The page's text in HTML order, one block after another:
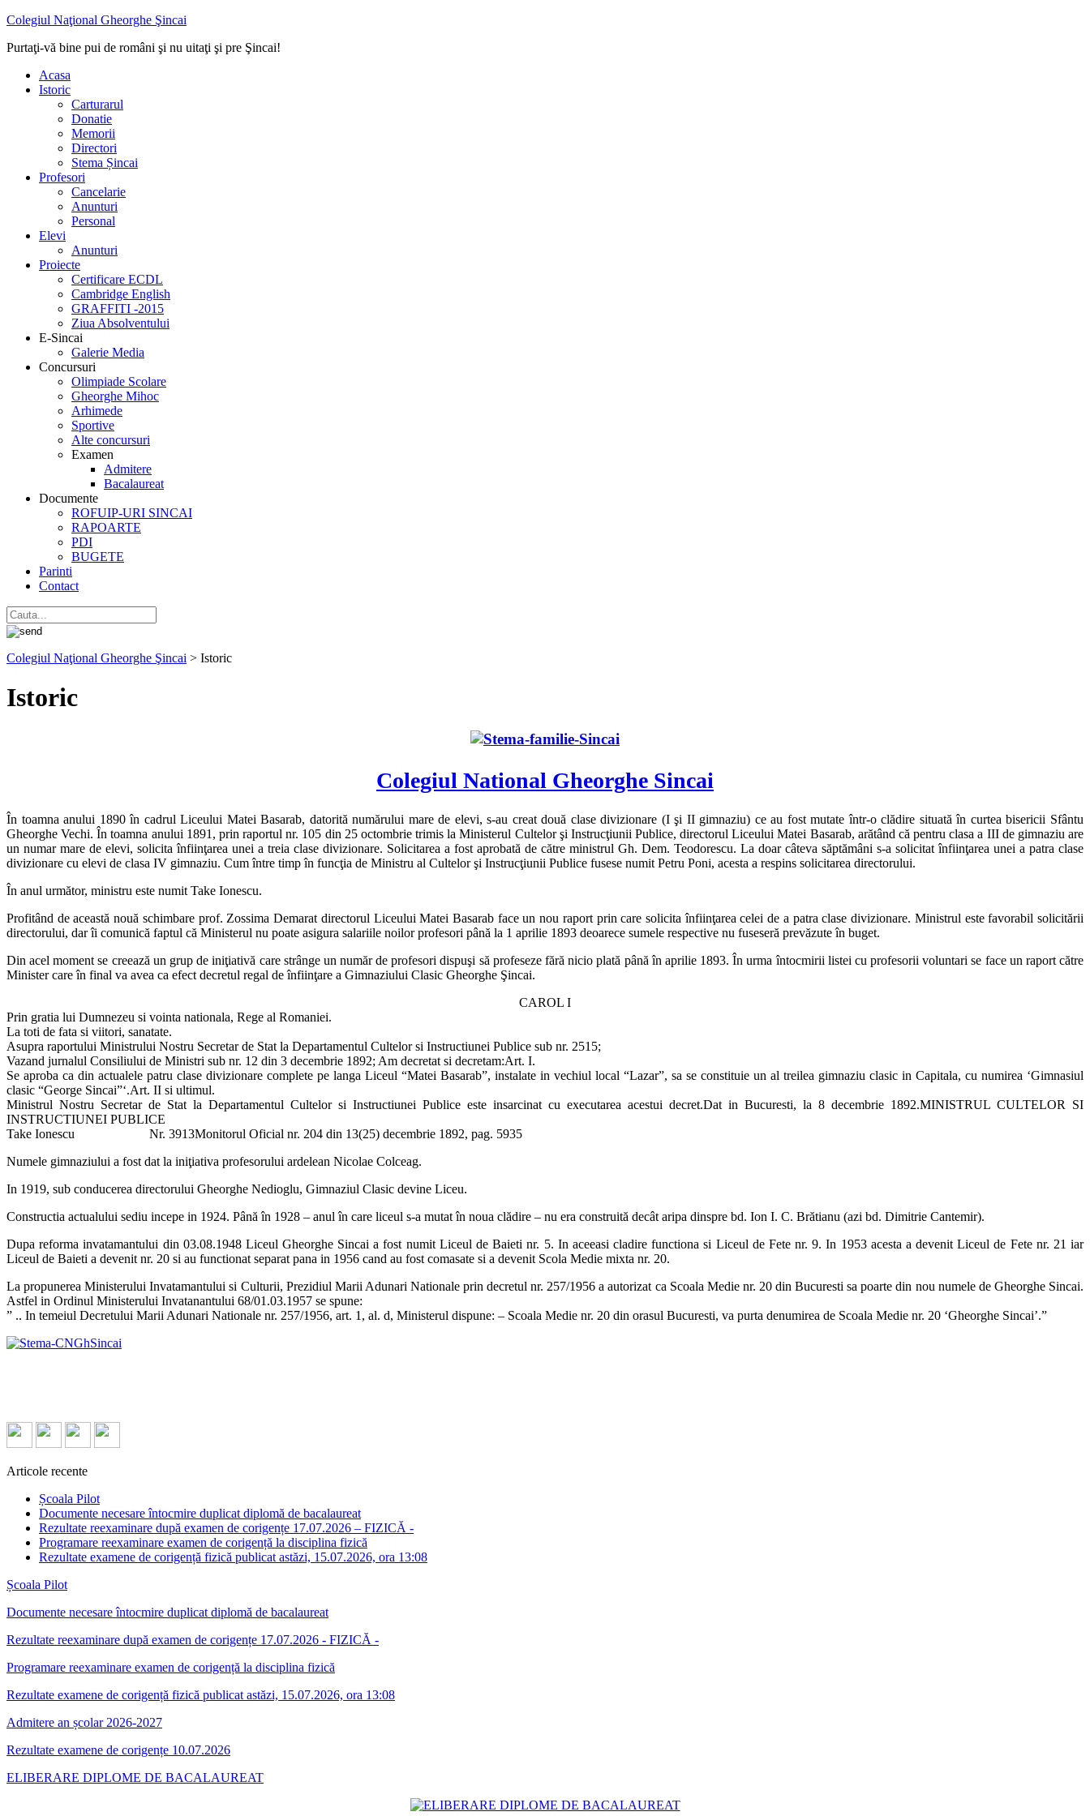
Colegiul Naţional Gheorghe Şincai
Purtaţi-vă bine pui de români şi nu uitaţi şi pre Şincai!
Acasa
Istoric
Carturarul
Donatie
Memorii
Directori
Stema Șincai
Profesori
Cancelarie
Anunturi
Personal
Elevi
Anunturi
Proiecte
Certificare ECDL
Cambridge English
GRAFFITI -2015
Ziua Absolventului
E-Sincai
Galerie Media
Concursuri
Olimpiade Scolare
Gheorghe Mihoc
Arhimede
Sportive
Alte concursuri
Examen
Admitere
Bacalaureat
Documente
ROFUIP-URI SINCAI
RAPOARTE
PDI
BUGETE
Parinti
Contact
Colegiul Naţional Gheorghe Şincai > Istoric
Istoric
Colegiul National Gheorghe Sincai
În toamna anului 1890 în cadrul Liceului Matei Basarab, datorită numărului mare de elevi, s-au creat două clase divizionare (I şi II gimnaziu) ce au fost mutate într-o clădire situată în curtea bisericii Sfântu
Gheorghe Vechi. În toamna anului 1891, prin raportul nr. 105 din 25 octombrie trimis la Ministerul Cultelor şi Instrucţiunii Publice, directorul Liceului Matei Basarab, arătând că pentru clasa a III de gimnaziu are
un numar mare de elevi, solicita înfiinţarea unei a treia clase divizionare. Solicitarea a fost aprobată de către ministrul Gh. Dem. Teodorescu. La doar câteva săptămâni s-a solicitat înfiinţarea unei a patra clase
divizionare cu elevi de clasa IV gimnaziu. Cum între timp în funcţia de Ministru al Cultelor şi Instrucţiunii Publice fusese numit Petru Poni, acesta a respins solicitarea directorului.
În anul următor, ministru este numit Take Ionescu.
Profitând de această nouă schimbare prof. Zossima Demarat directorul Liceului Matei Basarab face un nou raport prin care solicita înfiinţarea celei de a patra clase divizionare. Ministrul este favorabil solicitării
directorului, dar îi comunică faptul că Ministerul nu poate asigura salariile noilor profesori până la 1 aprilie 1893 deoarece sumele respective nu fuseseră prevăzute în buget.
Din acel moment se creează un grup de iniţiativă care strânge un număr de profesori dispuşi să profeseze fără nicio plată până în aprilie 1893. În urma întocmirii listei cu profesorii voluntari se face un raport către
Minister care în final va avea ca efect decretul regal de înfiinţare a Gimnaziului Clasic Gheorghe Şincai.
CAROL I
Prin gratia lui Dumnezeu si vointa nationala, Rege al Romaniei.
La toti de fata si viitori, sanatate.
Asupra raportului Ministrului Nostru Secretar de Stat la Departamentul Cultelor si Instructiunei Publice sub nr. 2515;
Vazand jurnalul Consiliului de Ministri sub nr. 12 din 3 decembrie 1892; Am decretat si decretam:Art. I.
Se aproba ca din actualele patru clase divizionare complete pe langa Liceul “Matei Basarab”, instalate in vechiul local “Lazar”, sa se constituie un al treilea gimnaziu clasic in Capitala, cu numirea ‘Gimnasiul
clasic “George Sincai”‘.Art. II si ultimul.
Ministrul Nostru Secretar de Stat la Departamentul Cultelor si Instructiunei Publice este insarcinat cu executarea acestui decret.Dat in Bucuresti, la 8 decembrie 1892.MINISTRUL CULTELOR SI
INSTRUCTIUNEI PUBLICE
Take Ionescu Nr. 3913Monitorul Oficial nr. 204 din 13(25) decembrie 1892, pag. 5935
Numele gimnaziului a fost dat la iniţiativa profesorului ardelean Nicolae Colceag.
In 1919, sub conducerea directorului Gheorghe Nedioglu, Gimnaziul Clasic devine Liceu.
Constructia actualului sediu incepe in 1924. Până în 1928 – anul în care liceul s-a mutat în noua clădire – nu era construită decât aripa dinspre bd. Ion I. C. Brătianu (azi bd. Dimitrie Cantemir).
Dupa reforma invatamantului din 03.08.1948 Liceul Gheorghe Sincai a fost numit Liceul de Baieti nr. 5. In aceeasi cladire functiona si Liceul de Fete nr. 9. In 1953 acesta a devenit Liceul de Fete nr. 21 iar
Liceul de Baieti a devenit nr. 20 si au functionat separat pana in 1956 cand au fost comasate si a devenit Scola Medie mixta nr. 20.
La propunerea Ministerului Invatamantului si Culturii, Prezidiul Marii Adunari Nationale prin decretul nr. 257/1956 a autorizat ca Scoala Medie nr. 20 din Bucuresti sa poarte din nou numele de Gheorghe Sincai.
Astfel in Ordinul Ministerului Invatanantului 68/01.03.1957 se spune:
” .. In temeiul Decretului Marii Adunari Nationale nr. 257/1956, art. 1, al. d, Ministerul dispune: – Scoala Medie nr. 20 din orasul Bucuresti, va purta denumirea de Scoala Medie nr. 20 ‘Gheorghe Sincai’.”
Articole recente
Școala Pilot
Documente necesare întocmire duplicat diplomă de bacalaureat
Rezultate reexaminare după examen de corigențe 17.07.2026 – FIZICĂ -
Programare reexaminare examen de corigență la disciplina fizică
Rezultate examene de corigență fizică publicat astăzi, 15.07.2026, ora 13:08
Școala Pilot
Documente necesare întocmire duplicat diplomă de bacalaureat
Rezultate reexaminare după examen de corigențe 17.07.2026 - FIZICĂ -
Programare reexaminare examen de corigență la disciplina fizică
Rezultate examene de corigență fizică publicat astăzi, 15.07.2026, ora 13:08
Admitere an școlar 2026-2027
Rezultate examene de corigențe 10.07.2026
ELIBERARE DIPLOME DE BACALAUREAT